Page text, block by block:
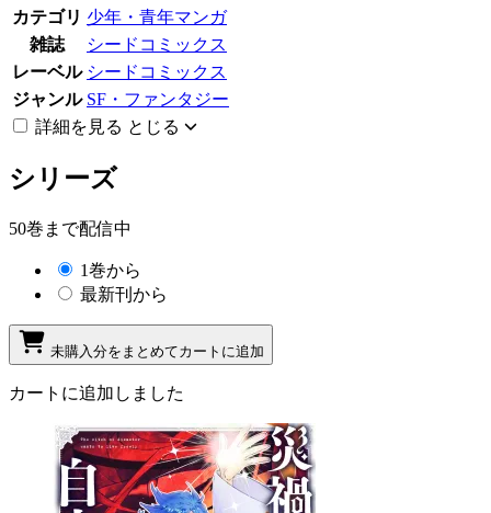
カテゴリ 少年・青年マンガ
雑誌
シードコミックス
レーベル シードコミックス
ジャンル SF・ファンタジー
詳細を見る とじる
シリーズ
50巻まで配信中
1巻から
最新刊から
未購入分をまとめてカートに追加
カートに追加しました